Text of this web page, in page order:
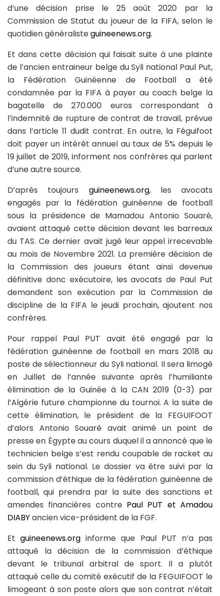
d’une décision prise le 25 août 2020 par la
Commission de Statut du joueur de la FIFA, selon le
quotidien généralisteguineenews.org.
Et dans cette décision qui faisait suite à une plainte
de l’ancien entraineur belge du Syli national Paul Put,
la Fédération Guinéenne de Football a été
condamnée par la FIFA à payer au coach belge la
bagatelle de 270.000 euros correspondant à
l’indemnité de rupture de contrat de travail, prévue
dans l’article 11 dudit contrat. En outre, la Féguifoot
doit payer un intérêt annuel au taux de 5% depuis le
19 juillet de 2019, informent nos confrères qui parlent
d’une autre source.
D’après toujours guineenews.org, les avocats
engagés par la fédération guinéenne de football
sous la présidence de Mamadou Antonio Souaré,
avaient attaqué cette décision devant les barreaux
du TAS. Ce dernier avait jugé leur appel irrecevable
au mois de Novembre 2021. La première décision de
la Commission des joueurs étant ainsi devenue
définitive donc exécutoire, les avocats de Paul Put
demandent son exécution par la Commission de
discipline de la FIFA le jeudi prochain, ajoutent nos
confrères.
Pour rappel Paul PUT avait été engagé par la
fédération guinéenne de football en mars 2018 au
poste de sélectionneur du Syli national. Il sera limogé
en Juillet de l’année suivante après l’humiliante
élimination de la Guinée à la CAN 2019 (0-3) par
l’Algérie future championne du tournoi. A la suite de
cette élimination, le président de la FEGUIFOOT
d’alors Antonio Souaré avait animé un point de
presse en Égypte au cours duquel il a annoncé que le
technicien belge s’est rendu coupable de racket au
sein du Syli national. Le dossier va être suivi par la
commission d’éthique de la fédération guinéenne de
football, qui prendra par la suite des sanctions et
amendes financières contre Paul PUT et Amadou
DIABYancien vice-président de la FGF.
Etguineenews.org informe que Paul PUT n’a pas
attaqué la décision de la commission d’éthique
devant le tribunal arbitral de sport. Il a plutôt
attaqué celle du comité exécutif de la FEGUIFOOT le
limogeant à son poste alors que son contrat n’était